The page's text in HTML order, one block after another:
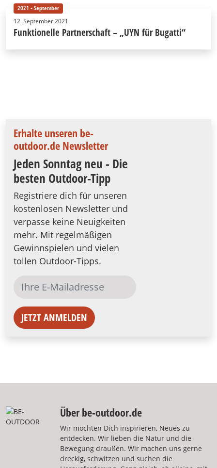
2021 - September
12. September 2021
Funktionelle Partnerschaft – „UYN für Bugatti“
Erhalte unseren be-
outdoor.de Newsletter
Jeden Sonntag neu - Die
besten Outdoor-Tipp
Registriere dich für unseren
kostenlosen Newsletter und
verpasse keine Neuigkeiten
mehr. Mit regelmäßigen
Gewinnspielen und vielen
tollen Outdoor-Tipps.
JETZT ANMELDEN
Über be-outdoor.de
Wir möchten Dich inspirieren, Neues zu
entdecken. Wir lieben die Natur und die
Bewegung draußen. Wir machen uns gerne
dreckig, schwitzen und suchen die